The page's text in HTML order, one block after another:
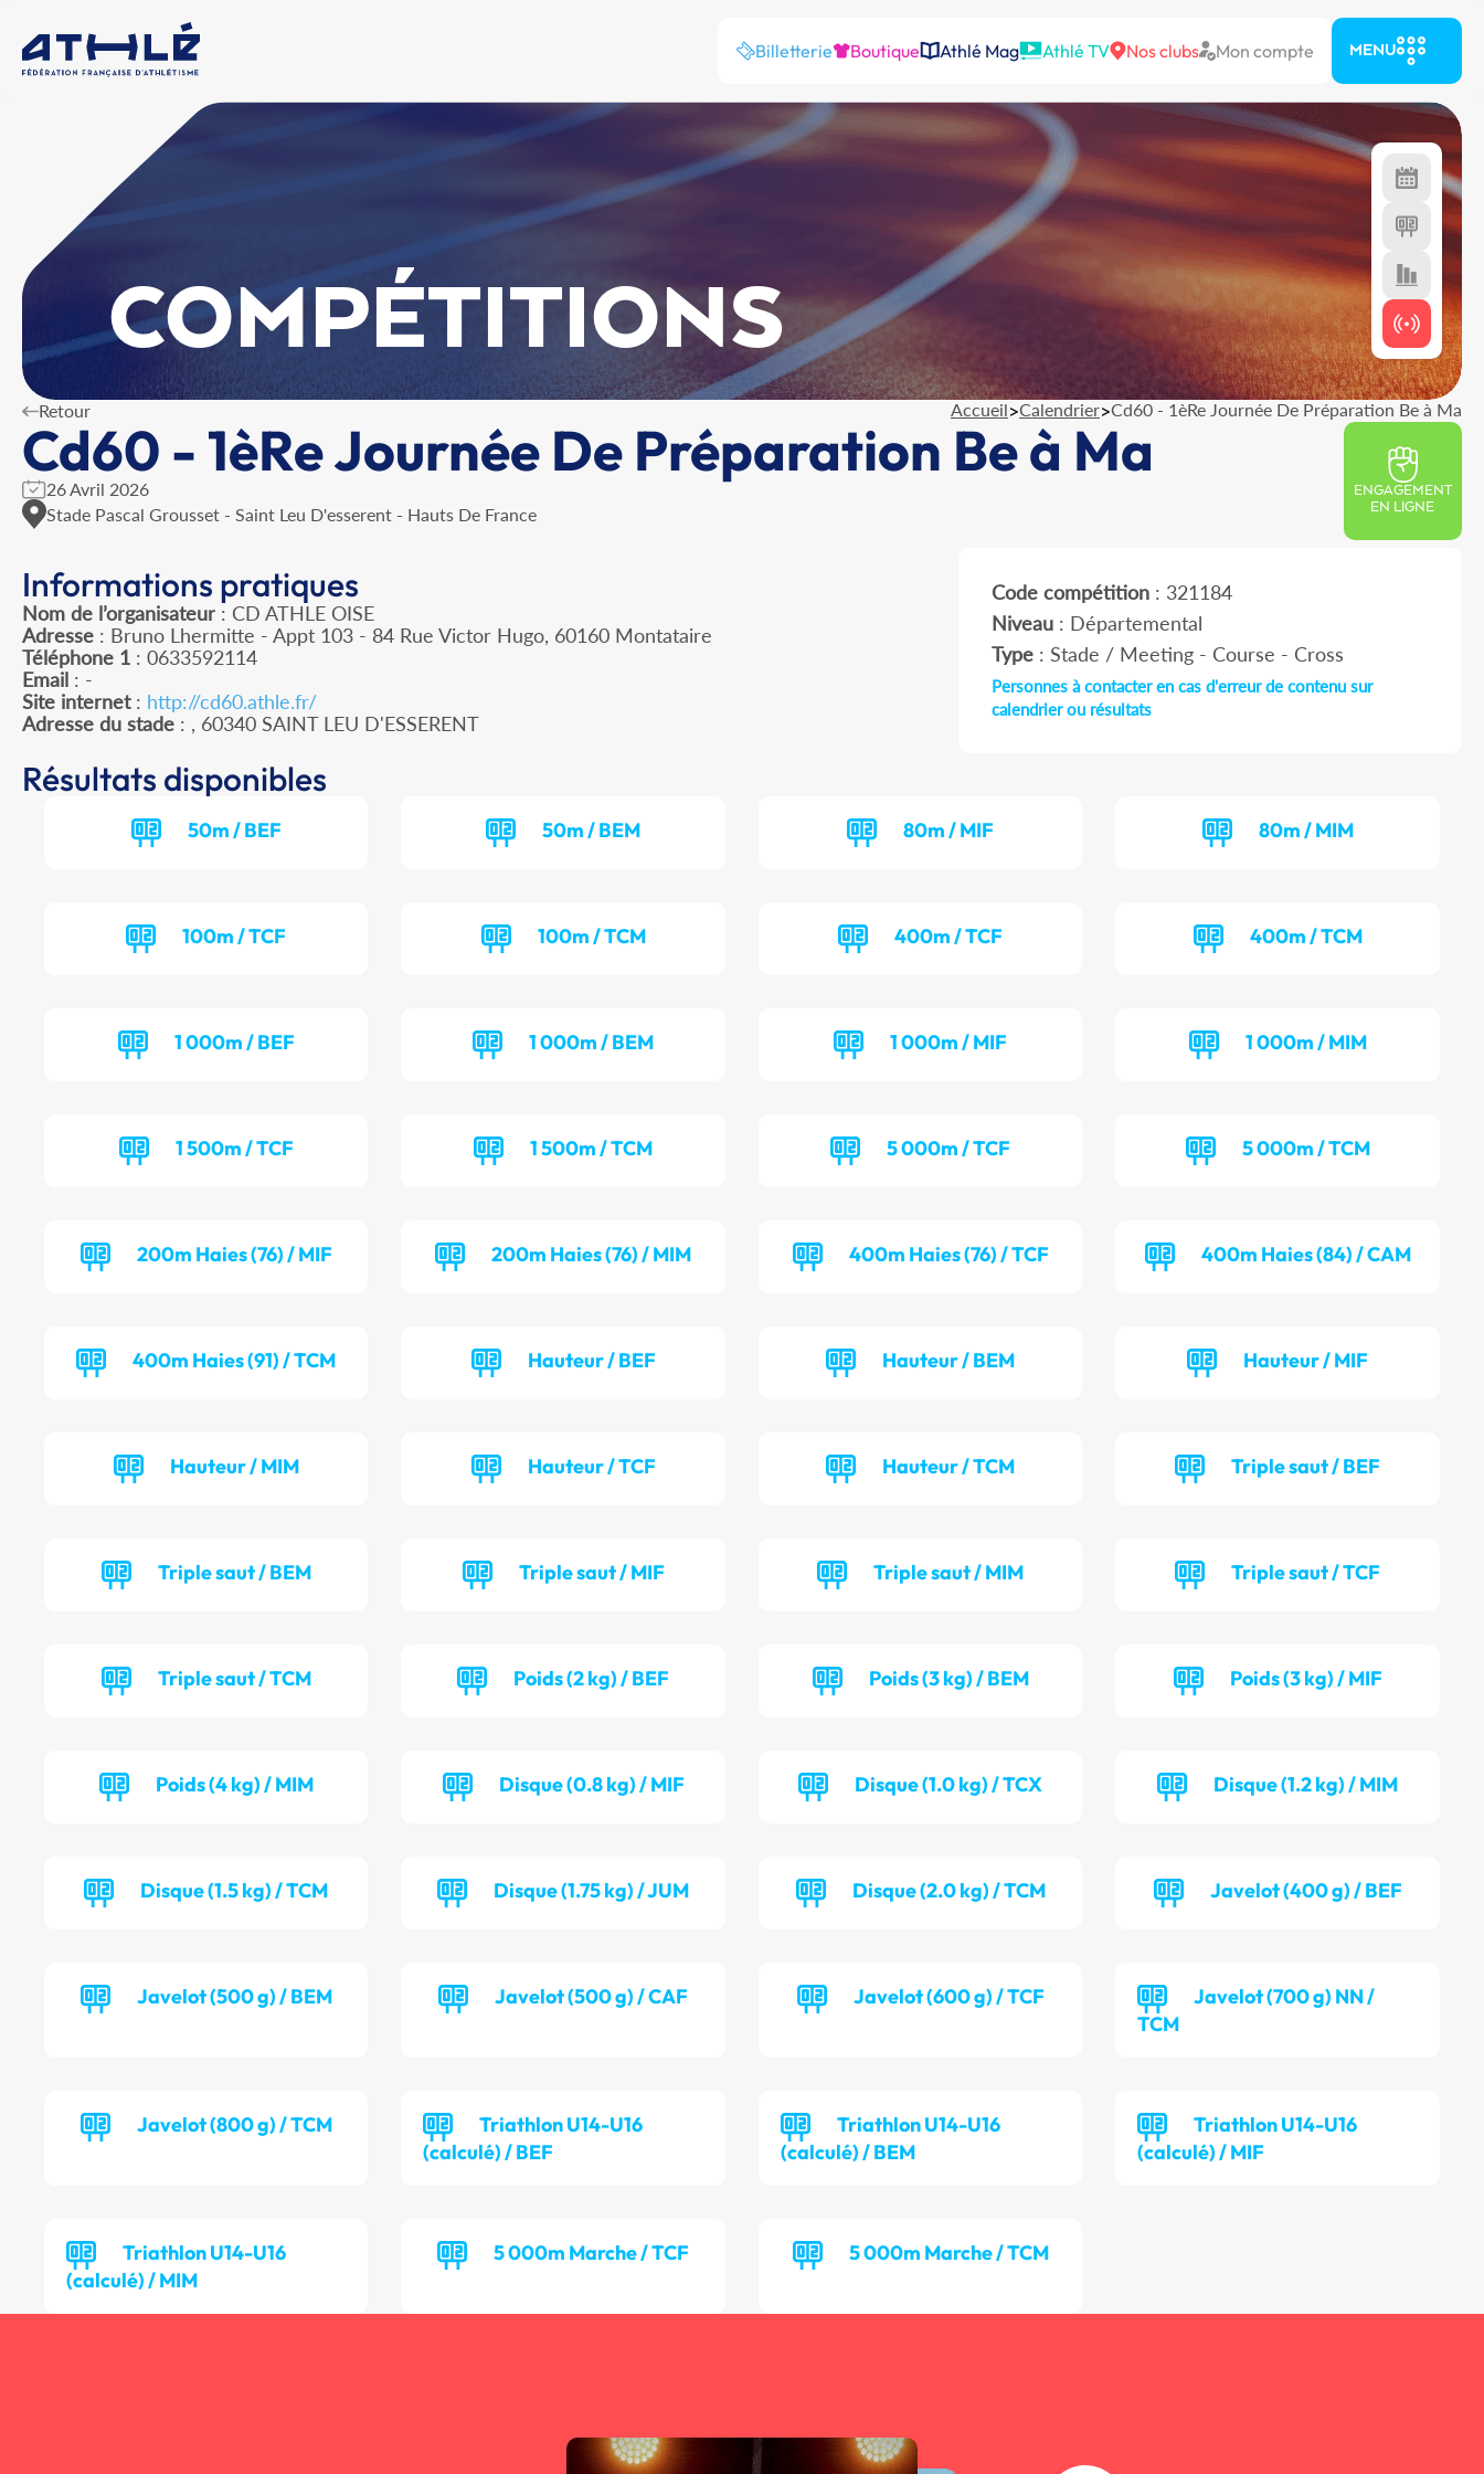
Billetterie Boutique Athlé Mag Athlé TV Nos clubs Mon compte MENU
COMPÉTITIONS
Retour Accueil>Calendrier>Cd60 - 1èRe Journée De Préparation Be à Ma
Cd60 - 1èRe Journée De Préparation Be à Ma
26 Avril 2026
Stade Pascal Grousset - Saint Leu D'esserent - Hauts De France
ENGAGEMENT
EN LIGNE
Informations pratiques
Nom de l’organisateur : CD ATHLE OISE
Adresse : Bruno Lhermitte - Appt 103 - 84 Rue Victor Hugo, 60160 Montataire
Téléphone 1 : 0633592114
Email : -
Site internet: http://cd60.athle.fr/
Adresse du stade : , 60340 SAINT LEU D'ESSERENT
Code compétition: 321184
Niveau: Départemental
Type: Stade / Meeting - Course - Cross
Personnes à contacter en cas d'erreur de contenu sur
calendrier ou résultats
Résultats disponibles
50m / BEF 50m / BEM 80m / MIF 80m / MIM
100m / TCF 100m / TCM 400m / TCF 400m / TCM
1 000m / BEF 1 000m / BEM 1 000m / MIF 1 000m / MIM
1 500m / TCF 1 500m / TCM 5 000m / TCF 5 000m / TCM
200m Haies (76) / MIF 200m Haies (76) / MIM 400m Haies (76) / TCF 400m Haies (84) / CAM
400m Haies (91) / TCM Hauteur / BEF Hauteur / BEM Hauteur / MIF
Hauteur / MIM Hauteur / TCF Hauteur / TCM Triple saut / BEF
Triple saut / BEM Triple saut / MIF Triple saut / MIM Triple saut / TCF
Triple saut / TCM Poids (2 kg) / BEF Poids (3 kg) / BEM Poids (3 kg) / MIF
Poids (4 kg) / MIM Disque (0.8 kg) / MIF Disque (1.0 kg) / TCX Disque (1.2 kg) / MIM
Disque (1.5 kg) / TCM Disque (1.75 kg) / JUM Disque (2.0 kg) / TCM Javelot (400 g) / BEF
Javelot (500 g) / BEM Javelot (500 g) / CAF Javelot (600 g) / TCF
Javelot (700 g) NN /
TCM
Javelot (800 g) / TCM
Triathlon U14-U16
(calculé) / BEF
Triathlon U14-U16
(calculé) / BEM
Triathlon U14-U16
(calculé) / MIF
Triathlon U14-U16
(calculé) / MIM
5 000m Marche / TCF 5 000m Marche / TCM